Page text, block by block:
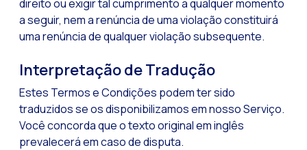
direito ou exigir tal cumprimento a qualquer momento
a seguir, nem a renúncia de uma violação constituirá
uma renúncia de qualquer violação subsequente.
Interpretação de Tradução
Estes Termos e Condições podem ter sido
traduzidos se os disponibilizamos em nosso Serviço.
Você concorda que o texto original em inglês
prevalecerá em caso de disputa.